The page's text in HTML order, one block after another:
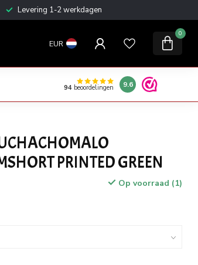
Levering 1-2 werkdagen
EUR
0
94 beoordelingen 9.6
PRINTED GREEN
Op voorraad (1)